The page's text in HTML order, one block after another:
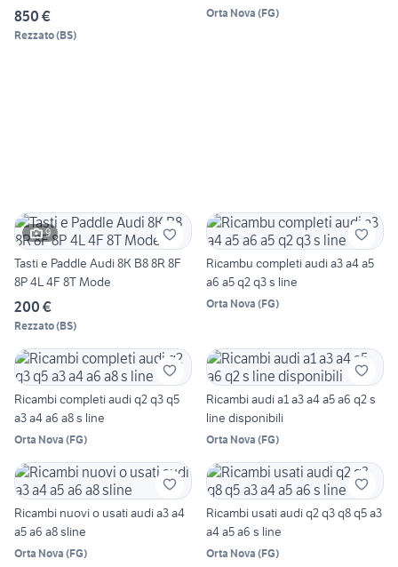
850 €
Rezzato(BS)
Orta Nova (FG)
9
Tasti e Paddle Audi 8K B8 8R 8F
8P 4L 4F 8T Mode
200 €
Rezzato(BS)
Ricambu completi audi a3 a4 a5
a6 a5 q2 q3 s line
Orta Nova (FG)
Ricambi completi audi q2 q3 q5
a3 a4 a6 a8 s line
Orta Nova (FG)
Ricambi audi a1 a3 a4 a5 a6 q2 s
line disponibili
Orta Nova (FG)
Ricambi nuovi o usati audi a3 a4
a5 a6 a8 sline
Orta Nova (FG)
Ricambi usati audi q2 q3 q8 q5 a3
a4 a5 a6 s line
Orta Nova (FG)